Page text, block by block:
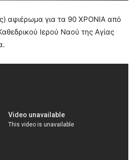
αφιέρωμα για τα 90 ΧΡΟΝΙΑ από
Ιερού Ναού της Αγίας